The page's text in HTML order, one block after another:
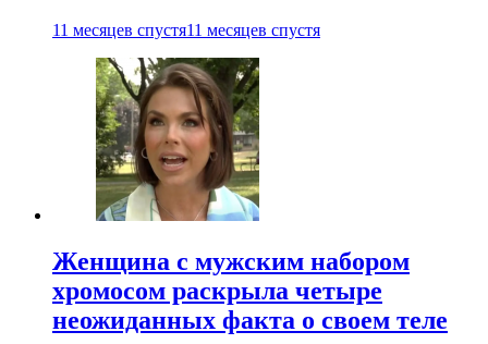
11 месяцев спустя11 месяцев спустя
Женщина с мужским набором
хромосом раскрыла четыре
неожиданных факта о своем теле